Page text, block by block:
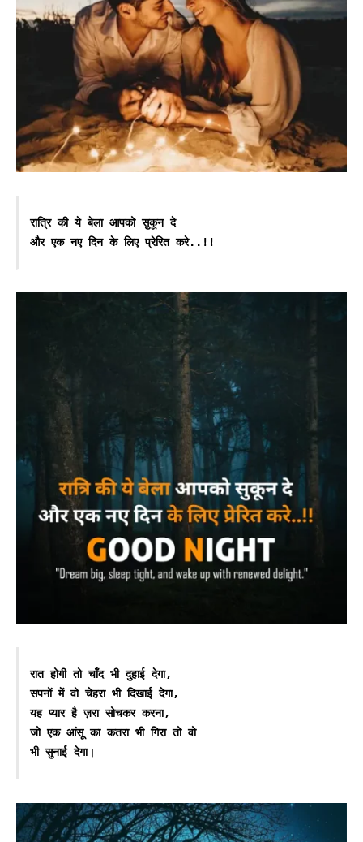
रात्रि की ये बेला आपको सुकून दे
और एक नए दिन के लिए प्रेरित करे..!!
रात होगी तो चाँद भी दुहाई देगा,
सपनों में वो चेहरा भी दिखाई देगा,
यह प्यार है ज़रा सोचकर करना,
जो एक आंसू का कतरा भी गिरा तो वो
भी सुनाई देगा।